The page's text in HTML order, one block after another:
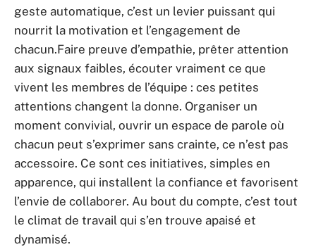
geste automatique, c’est un levier puissant qui
nourrit la motivation et l’engagement de
chacun.Faire preuve d’empathie, prêter attention
aux signaux faibles, écouter vraiment ce que
vivent les membres de l’équipe : ces petites
attentions changent la donne. Organiser un
moment convivial, ouvrir un espace de parole où
chacun peut s’exprimer sans crainte, ce n’est pas
accessoire. Ce sont ces initiatives, simples en
apparence, qui installent la confiance et favorisent
l’envie de collaborer. Au bout du compte, c’est tout
le climat de travail qui s’en trouve apaisé et
dynamisé.